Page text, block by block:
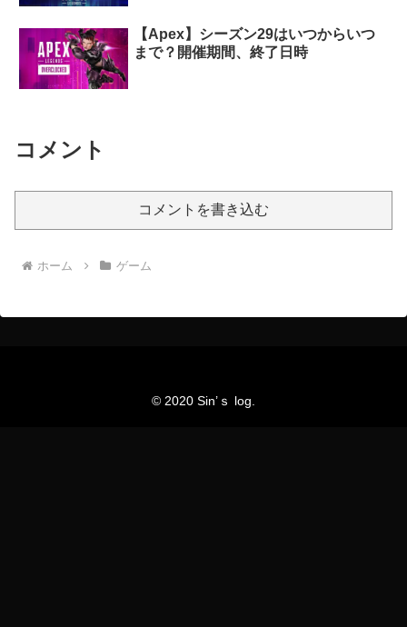
【Apex】シーズン29はいつからいつ
まで？開催期間、終了日時
コメント
コメントを書き込む
ホーム ゲーム
© 2020 Sin’ｓ log.